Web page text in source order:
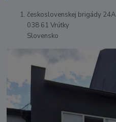
československej brigády 24A
038 61 Vrútky
Slovensko